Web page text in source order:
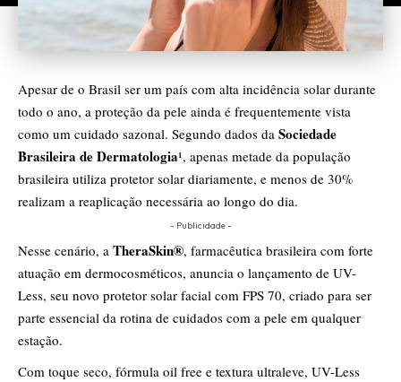
Apesar de o Brasil ser um país com alta incidência solar durante
todo o ano, a proteção da pele ainda é frequentemente vista
como um cuidado sazonal. Segundo dados da Sociedade
Brasileira de Dermatologia¹, apenas metade da população
brasileira utiliza protetor solar diariamente, e menos de 30%
realizam a reaplicação necessária ao longo do dia.
- Publicidade -
Nesse cenário, a TheraSkin®, farmacêutica brasileira com forte
atuação em dermocosméticos, anuncia o lançamento de UV-
Less, seu novo protetor solar facial com FPS 70, criado para ser
parte essencial da rotina de cuidados com a pele em qualquer
estação.
Com toque seco, fórmula oil free e textura ultraleve, UV-Less